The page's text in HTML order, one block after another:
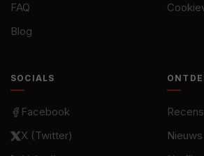
FAQ
Blog
SOCIALS
Facebook
X (Twitter)
Nieuws